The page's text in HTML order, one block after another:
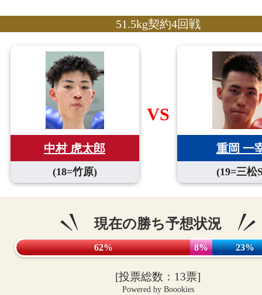
51.5kg契約4回戦
中村 虎太郎
(18=竹原)
VS
重岡 一
(19=三松
現在の勝ち予想状況
62% 8% 23%
[投票総数：13票]
Powered by Boookies